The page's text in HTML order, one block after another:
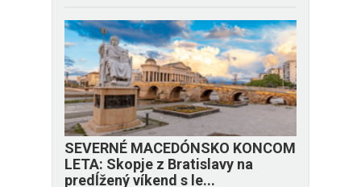
SEVERNÉ MACEDÓNSKO KONCOM
LETA: Skopje z Bratislavy na
predĺžený víkend s le...